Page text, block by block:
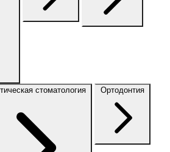
стоматология Ортодонтия